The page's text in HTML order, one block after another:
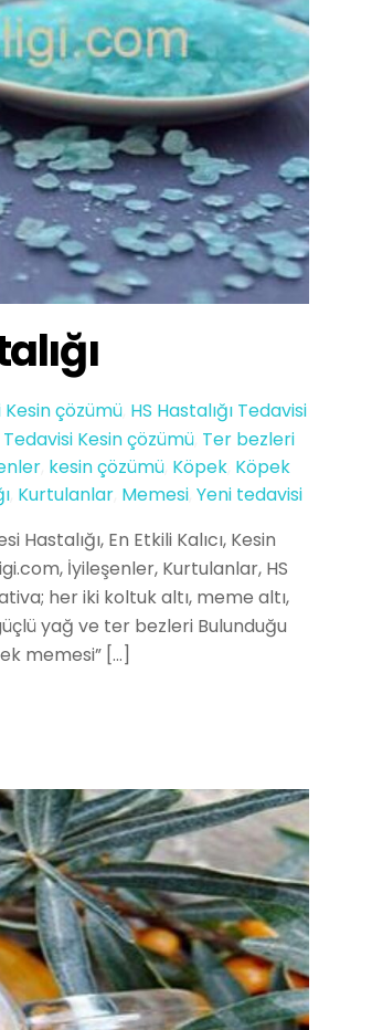
çözümü, HS Hastalığı Tedavisi
Kesin çözümü Ter bezleri
kesin çözümü Köpek Köpek
, Kurtulanlar, Memesi, Yeni tedavisi
En Etkili Kalıcı, Kesin
İyileşenler, Kurtulanlar, HS
her iki koltuk altı, meme altı,
yağ ve ter bezleri Bulunduğu
memesi” […]